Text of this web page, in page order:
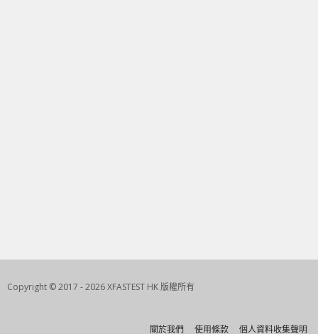
Copyright © 2017 - 2026 XFASTEST HK 版權所有
關於我們 使用條款 個人資料收集聲明